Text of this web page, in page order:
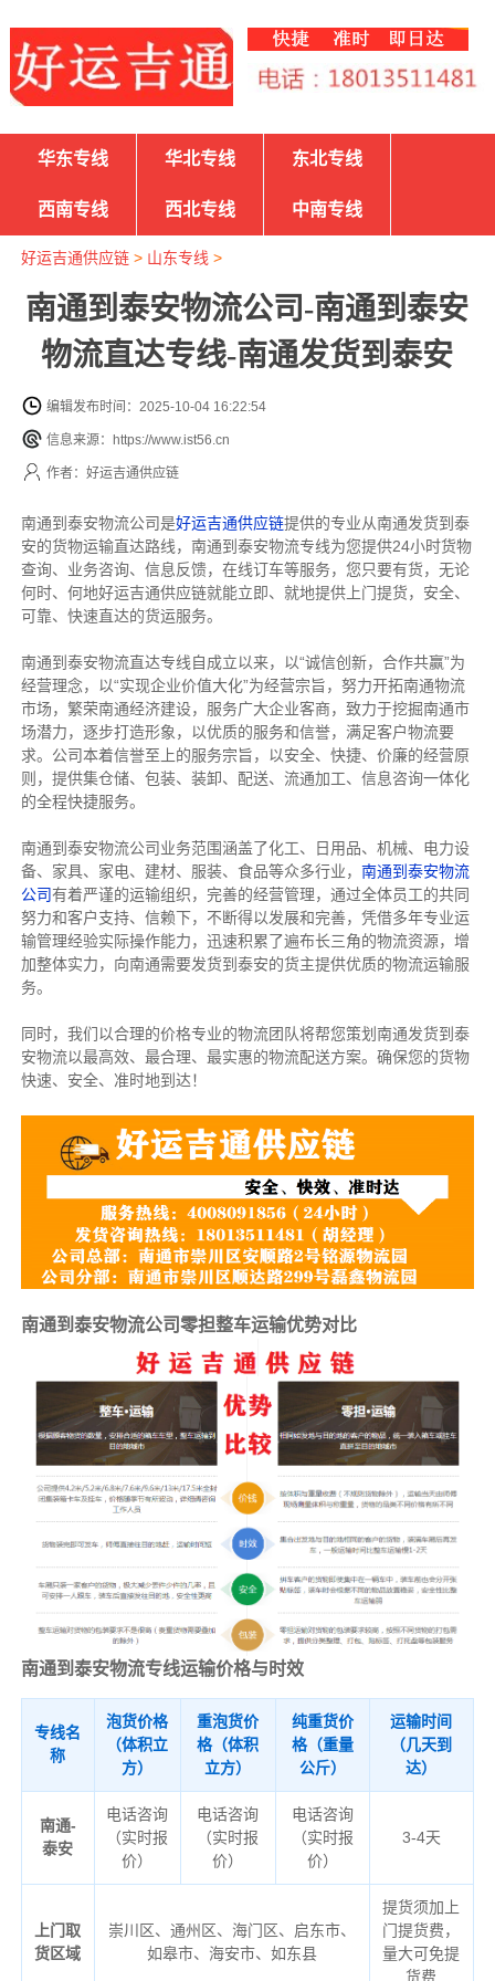
华东专线 华北专线 东北专线
西南专线 西北专线 中南专线
好运吉通供应链> 山东专线 >
南通到泰安物流公司-南通到泰安
物流直达专线-南通发货到泰安
编辑发布时间：2025-10-04 16:22:54
信息来源：https://www.ist56.cn
作者：好运吉通供应链
南通到泰安物流公司是好运吉通供应链提供的专业从南通发货到泰
安的货物运输直达路线，南通到泰安物流专线为您提供24小时货物
查询、业务咨询、信息反馈，在线订车等服务，您只要有货，无论
何时、何地好运吉通供应链就能立即、就地提供上门提货，安全、
可靠、快速直达的货运服务。
南通到泰安物流直达专线自成立以来，以“诚信创新，合作共赢”为
经营理念，以“实现企业价值大化”为经营宗旨，努力开拓南通物流
市场，繁荣南通经济建设，服务广大企业客商，致力于挖掘南通市
场潜力，逐步打造形象，以优质的服务和信誉，满足客户物流要
求。公司本着信誉至上的服务宗旨，以安全、快捷、价廉的经营原
则，提供集仓储、包装、装卸、配送、流通加工、信息咨询一体化
的全程快捷服务。
南通到泰安物流公司业务范围涵盖了化工、日用品、机械、电力设
备、家具、家电、建材、服装、食品等众多行业， 南通到泰安物流
公司有着严谨的运输组织，完善的经营管理，通过全体员工的共同
努力和客户支持、信赖下，不断得以发展和完善，凭借多年专业运
输管理经验实际操作能力，迅速积累了遍布长三角的物流资源，增
加整体实力，向南通需要发货到泰安的货主提供优质的物流运输服
务。
同时，我们以合理的价格专业的物流团队将帮您策划南通发货到泰
安物流以最高效、最合理、最实惠的物流配送方案。确保您的货物
快速、安全、准时地到达！
南通到泰安物流公司零担整车运输优势对比
南通到泰安物流专线运输价格与时效
专线名
称
泡货价格
（体积立
方）
重泡货价
格（体积
立方）
纯重货价
格（重量
公斤）
运输时间
（几天到
达）
南通-
泰安
电话咨询
（实时报
价）
电话咨询
（实时报
价）
电话咨询
（实时报
价）
3-4天
上门取
货区域
崇川区、通州区、海门区、启东市、
如皋市、海安市、如东县
提货须加上
门提货费，
量大可免提
货费